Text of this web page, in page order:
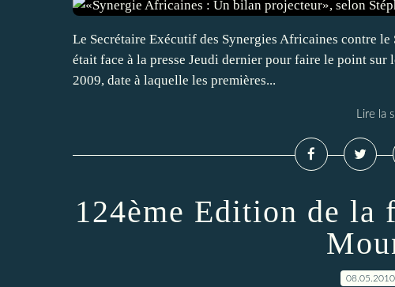
Le Secrétaire Exécutif des Synergies Africaines contre
était face à la presse Jeudi dernier pour faire le point
2009, date à laquelle les premières...
Lire la
124ème Edition de la
08.05.2010